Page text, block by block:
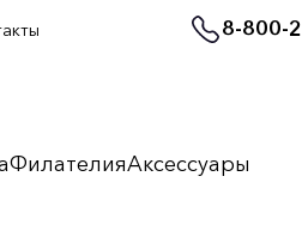
8-800-
ФилателияАксессуары